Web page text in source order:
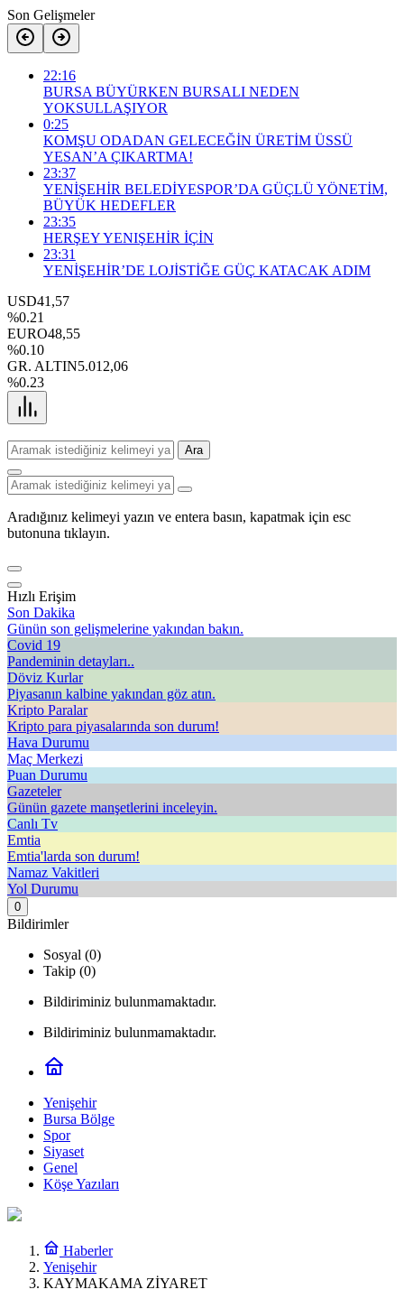
Son Gelişmeler
22:16
BURSA BÜYÜRKEN BURSALI NEDEN
YOKSULLAŞIYOR
0:25
KOMŞU ODADAN GELECEĞİN ÜRETİM ÜSSÜ
YESAN’A ÇIKARTMA!
23:37
YENİŞEHİR BELEDİYESPOR’DA GÜÇLÜ YÖNETİM,
BÜYÜK HEDEFLER
23:35
HERŞEY YENIŞEHİR İÇİN
23:31
YENİŞEHİR’DE LOJİSTİĞE GÜÇ KATACAK ADIM
USD41,57
%0.21
EURO48,55
%0.10
GR. ALTIN5.012,06
%0.23
Ara
Aradığınız kelimeyi yazın ve entera basın, kapatmak için esc
butonuna tıklayın.
Hızlı Erişim
Son Dakika
Günün son gelişmelerine yakından bakın.
Covid 19
Pandeminin detayları..
Döviz Kurlar
Piyasanın kalbine yakından göz atın.
Kripto Paralar
Kripto para piyasalarında son durum!
Hava Durumu
Maç Merkezi
Puan Durumu
Gazeteler
Günün gazete manşetlerini inceleyin.
Canlı Tv
Emtia
Emtia'larda son durum!
Namaz Vakitleri
Yol Durumu
0
Bildirimler
Sosyal (0)
Takip (0)
Bildiriminiz bulunmamaktadır.
Bildiriminiz bulunmamaktadır.
Yenişehir
Bursa Bölge
Spor
Siyaset
Genel
Köşe Yazıları
Haberler
Yenişehir
KAYMAKAMA ZİYARET